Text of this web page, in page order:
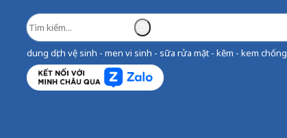
dung dịch vệ sinh - men vi sinh - sữa rửa mặt - kẽm - kem